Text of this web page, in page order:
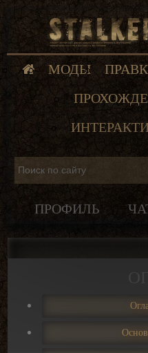
МОДЫ
ПРОФИЛЬ